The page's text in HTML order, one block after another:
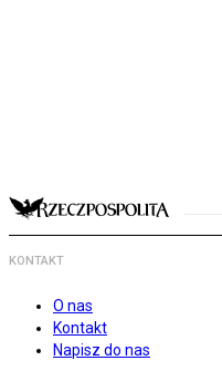
KONTAKT
O nas
Kontakt
Napisz do nas